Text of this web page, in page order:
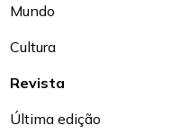
Mundo
Cultura
Revista
Última edição